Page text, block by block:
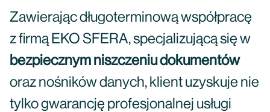
Zawierając długoterminową współpracę
z firmą EKO SFERA, specjalizującą się w
bezpiecznym niszczeniu dokumentów
oraz nośników danych, klient uzyskuje nie
tylko gwarancję profesjonalnej usługi